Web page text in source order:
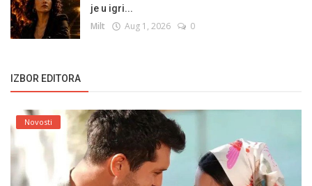
je u igri...
Milt Aug 1, 2026 0
IZBOR EDITORA
Novosti